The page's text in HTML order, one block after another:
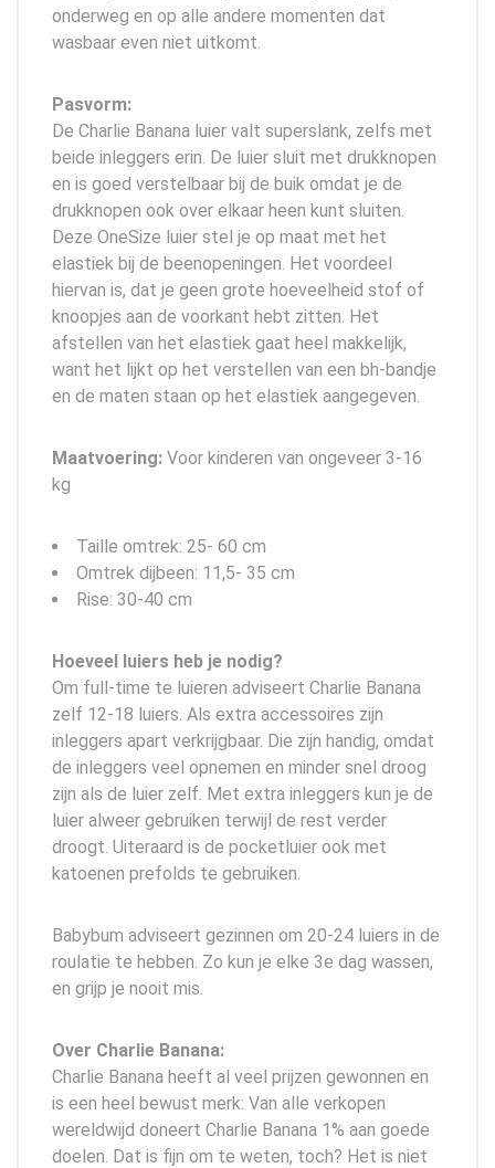
onderweg en op alle andere momenten dat
wasbaar even niet uitkomt.
Pasvorm:
De Charlie Banana luier valt superslank, zelfs met
beide inleggers erin. De luier sluit met drukknopen
en is goed verstelbaar bij de buik omdat je de
drukknopen ook over elkaar heen kunt sluiten.
Deze OneSize luier stel je op maat met het
elastiek bij de beenopeningen. Het voordeel
hiervan is, dat je geen grote hoeveelheid stof of
knoopjes aan de voorkant hebt zitten. Het
afstellen van het elastiek gaat heel makkelijk,
want het lijkt op het verstellen van een bh-bandje
en de maten staan op het elastiek aangegeven.
Maatvoering: Voor kinderen van ongeveer 3-16
kg
Taille omtrek: 25- 60 cm
Omtrek dijbeen: 11,5- 35 cm
Rise: 30-40 cm
Hoeveel luiers heb je nodig?
Om full-time te luieren adviseert Charlie Banana
zelf 12-18 luiers. Als extra accessoires zijn
inleggers apart verkrijgbaar. Die zijn handig, omdat
de inleggers veel opnemen en minder snel droog
zijn als de luier zelf. Met extra inleggers kun je de
luier alweer gebruiken terwijl de rest verder
droogt. Uiteraard is de pocketluier ook met
katoenen prefolds te gebruiken.
Babybum adviseert gezinnen om 20-24 luiers in de
roulatie te hebben. Zo kun je elke 3e dag wassen,
en grijp je nooit mis.
Over Charlie Banana:
Charlie Banana heeft al veel prijzen gewonnen en
is een heel bewust merk: Van alle verkopen
wereldwijd doneert Charlie Banana 1% aan goede
doelen. Dat is fijn om te weten, toch? Het is niet